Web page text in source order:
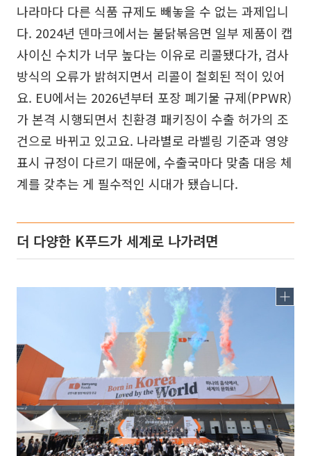
나라마다 다른 식품 규제도 빼놓을 수 없는 과제입니
다. 2024년 덴마크에서는 불닭볶음면 일부 제품이 캡
사이신 수치가 너무 높다는 이유로 리콜됐다가, 검사
방식의 오류가 밝혀지면서 리콜이 철회된 적이 있어
요. EU에서는 2026년부터 포장 폐기물 규제(PPWR)
가 본격 시행되면서 친환경 패키징이 수출 허가의 조
건으로 바뀌고 있고요. 나라별로 라벨링 기준과 영양
표시 규정이 다르기 때문에, 수출국마다 맞춤 대응 체
계를 갖추는 게 필수적인 시대가 됐습니다.
더 다양한 K푸드가 세계로 나가려면